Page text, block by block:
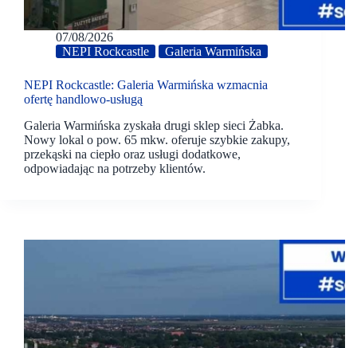
07/08/2026
NEPI Rockcastle
Galeria Warmińska
NEPI Rockcastle: Galeria Warmińska wzmacnia
ofertę handlowo-usługą
Galeria Warmińska zyskała drugi sklep sieci Żabka.
Nowy lokal o pow. 65 mkw. oferuje szybkie zakupy,
przekąski na ciepło oraz usługi dodatkowe,
odpowiadając na potrzeby klientów.